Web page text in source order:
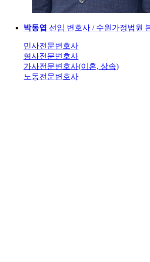
박동엽 선임 변호사 / 수원가정법원
민사전문변호사
형사전문변호사
가사전문변호사(이혼, 상속)
노동전문변호사